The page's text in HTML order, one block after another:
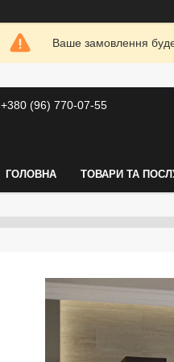
Ваше замовлення
+380 (96) 770-07-55
ГОЛОВНА ТОВАРИ ТА